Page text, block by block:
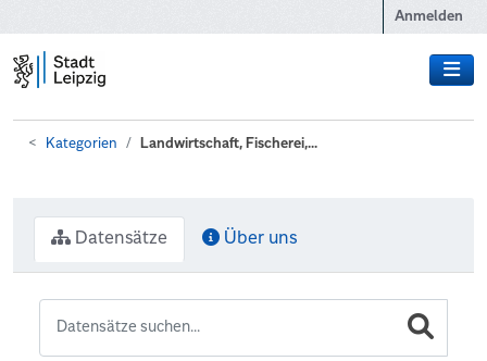
Anmelden
Kategorien Landwirtschaft, Fischerei,...
Datensätze Über uns